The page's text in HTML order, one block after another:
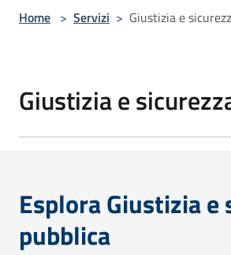
Home > Servizi > Giustizia e
Giustizia e
Esplora Giustizia e
pubblica